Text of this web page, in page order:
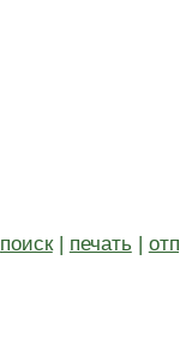
поиск| печать |